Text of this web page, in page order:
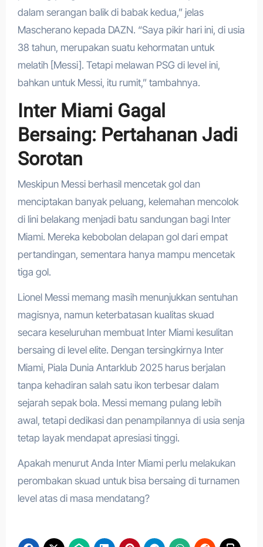
dalam serangan balik di babak kedua,” jelas
Mascherano kepada DAZN. “Saya pikir hari ini, di usia
38 tahun, merupakan suatu kehormatan untuk
melatih [Messi]. Tetapi melawan PSG di level ini,
bahkan untuk Messi, itu rumit,” tambahnya.
Inter Miami Gagal
Bersaing: Pertahanan Jadi
Sorotan
Meskipun Messi berhasil mencetak gol dan
menciptakan banyak peluang, kelemahan mencolok
di lini belakang menjadi batu sandungan bagi Inter
Miami. Mereka kebobolan delapan gol dari empat
pertandingan, sementara hanya mampu mencetak
tiga gol.
Lionel Messi memang masih menunjukkan sentuhan
magisnya, namun keterbatasan kualitas skuad
secara keseluruhan membuat Inter Miami kesulitan
bersaing di level elite. Dengan tersingkirnya Inter
Miami, Piala Dunia Antarklub 2025 harus berjalan
tanpa kehadiran salah satu ikon terbesar dalam
sejarah sepak bola. Messi memang pulang lebih
awal, tetapi dedikasi dan penampilannya di usia senja
tetap layak mendapat apresiasi tinggi.
Apakah menurut Anda Inter Miami perlu melakukan
perombakan skuad untuk bisa bersaing di turnamen
level atas di masa mendatang?